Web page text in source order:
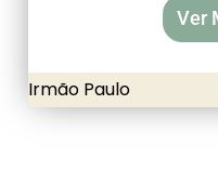
Irmão Paulo
Ver